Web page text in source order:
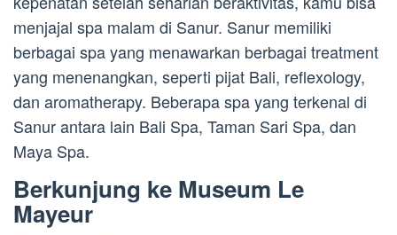
menjajal spa malam di Sanur. Sanur memiliki
berbagai spa yang menawarkan berbagai treatment
yang menenangkan, seperti pijat Bali, reflexology,
dan aromatherapy. Beberapa spa yang terkenal di
Sanur antara lain Bali Spa, Taman Sari Spa, dan
Maya Spa.
Berkunjung ke Museum Le
Mayeur